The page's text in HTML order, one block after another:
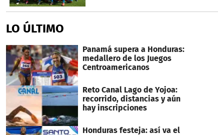
LO ÚLTIMO
Panamá supera a Honduras:
medallero de los Juegos
Centroamericanos
Reto Canal Lago de Yojoa:
recorrido, distancias y aún
hay inscripciones
Honduras festeja: así va el